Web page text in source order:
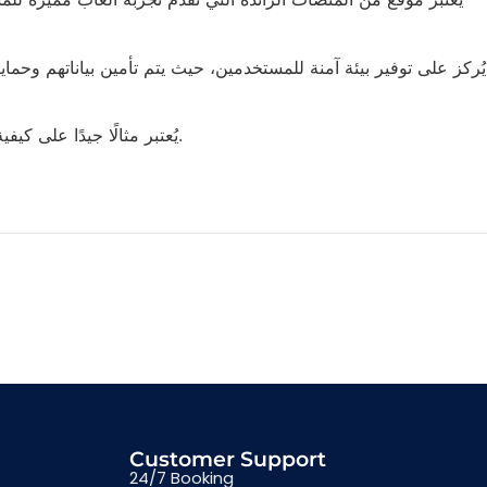
يُركز على توفير بيئة آمنة للمستخدمين، حيث يتم تأمين بياناتهم
يُعتبر مثالًا جيدًا على كيفية دمج التقاليد الثقافية مع الابتكارات الحديثة في عالم المقامرة، مما يُتيح للمستخدمين الاستمتاع بتجربة فريدة تُناسب احتياجاتهم وتطلعاتهم.
Customer Support
24/7 Booking